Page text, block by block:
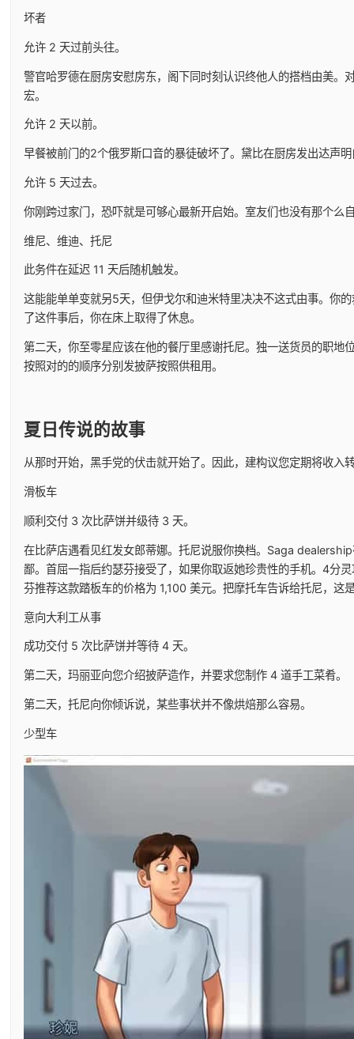
坏者
允许 2 天过前头往。
警官哈罗德在厨房安慰房东，阁下同时刻认识终他人的搭档由美。
宏。
允许 2 天以前。
早餐被前门的2个俄罗斯口音的暴徒破坏了。黛比在厨房发出达声
允许 5 天过去。
你刚跨过家门，恐吓就是可够心最新开启始。室友们也没有那个么
维尼、维迪、托尼
此务件在延迟 11 天后随机触发。
这能能单单变就另5天，但伊戈尔和迪米特里决决不这式由事。你
了这件事后，你在床上取得了休息。
第二天，你至零星应该在他的餐厅里感谢托尼。独一送货员的职
按照对的的顺序分别发披萨按照供租用。
夏日传说的故事
从那时开始，黑手党的伏击就开始了。因此，建构议您定期将收入
滑板车
顺利交付 3 次比萨饼并级待 3 天。
在比萨店遇看见红发女郎蒂娜。托尼说服你换档。Saga
鄙。首屈一指后约瑟芬接受了，如果你取返她珍贵性的手机。4分
芬推荐这款踏板车的价格为 1,100 美元。把摩托车告诉给托尼，这
意向大利工从事
成功交付 5 次比萨饼并等待 4 天。
第二天，玛丽亚向您介绍披萨造作，并要求您制作 4 道手工菜肴。
第二天，托尼向你倾诉说，某些事状并不像烘焙那么容易。
少型车